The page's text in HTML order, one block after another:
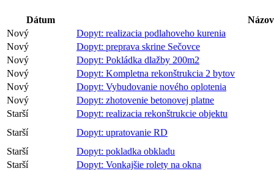
Dátum
Názov
Nový
Dopyt: realizacia podlahoveho kurenia
Nový
Dopyt: preprava skrine Sečovce
Nový
Dopyt: Pokládka dlažby 200m2
Nový
Dopyt: Kompletna rekonštrukcia 2 bytov
Nový
Dopyt: Vybudovanie nového oplotenia
Nový
Dopyt: zhotovenie betonovej platne
Starší
Dopyt: realizacia rekonštrukcie objektu
Starší
Dopyt: upratovanie RD
Starší
Dopyt: pokladka obkladu
Starší
Dopyt: Vonkajšie rolety na okna